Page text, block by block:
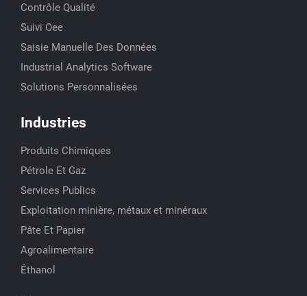
Contrôle Qualité
Suivi Oee
Saisie Manuelle Des Données
Industrial Analytics Software
Solutions Personnalisées
Industries
Produits Chimiques
Pétrole Et Gaz
Services Publics
Exploitation minière, métaux et minéraux
Pâte Et Papier
Agroalimentaire
Éthanol